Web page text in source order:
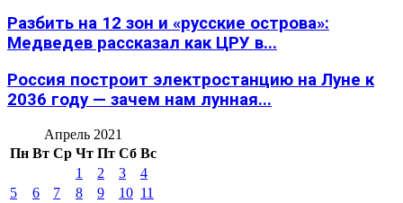
Разбить на 12 зон и «русские острова»:
Медведев рассказал как ЦРУ в...
Россия построит электростанцию на Луне к
2036 году — зачем нам лунная...
Апрель 2021
Пн Вт Ср Чт Пт Сб Вс
1
2 3
4
5
6 7 8 9 10 11